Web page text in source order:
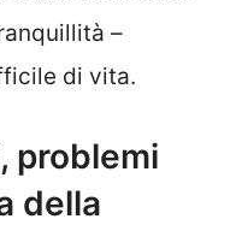
–
di vita.
problemi
della